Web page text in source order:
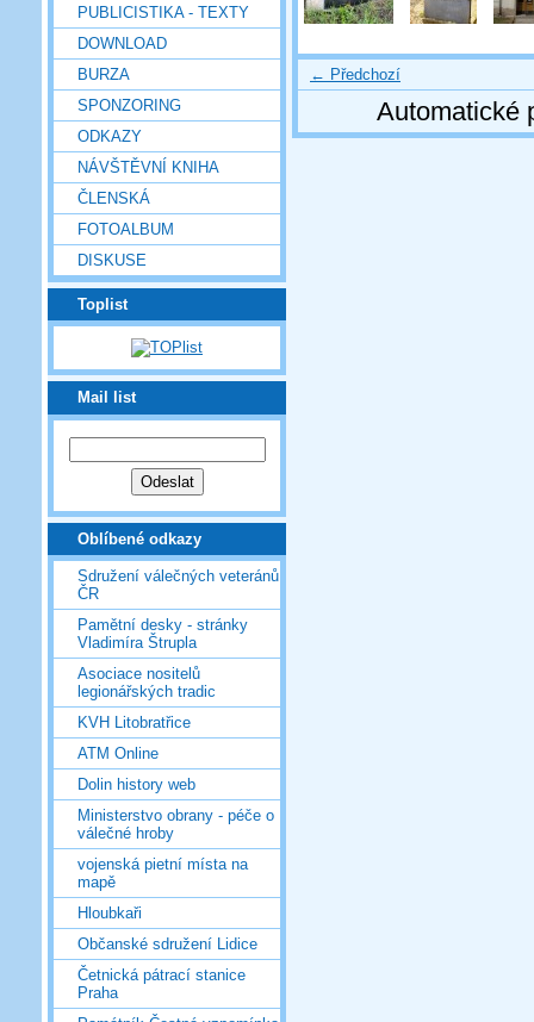
PUBLICISTIKA - TEXTY
DOWNLOAD
BURZA
SPONZORING
ODKAZY
NÁVŠTĚVNÍ KNIHA
ČLENSKÁ
FOTOALBUM
DISKUSE
Toplist
Mail list
Oblíbené odkazy
Sdružení válečných veteránů
ČR
Pamětní desky - stránky
Vladimíra Štrupla
Asociace nositelů
legionářských tradic
KVH Litobratřice
ATM Online
Dolin history web
Ministerstvo obrany - péče o
válečné hroby
vojenská pietní místa na
mapě
Hloubkaři
Občanské sdružení Lidice
Četnická pátrací stanice
Praha
← Předchozí
Automatické